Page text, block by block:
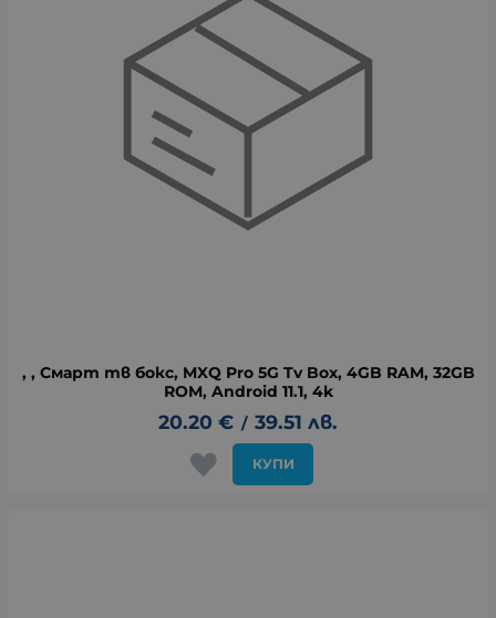
, , Смарт тв бокс, MXQ Pro 5G Tv Box, 4GB RAM, 32GB
ROM, Android 11.1, 4k
20.20 € / 39.51 лв.
КУПИ